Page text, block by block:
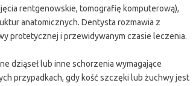
rentgenowskie, tomografię komputerową),
anatomicznych. Dentysta rozmawia z
protetycznej i przewidywanym czasie leczenia.
dziąseł lub inne schorzenia wymagające
przypadkach, gdy kość szczęki lub żuchwy jest